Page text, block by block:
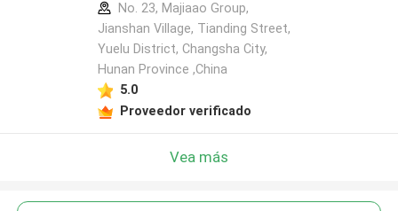
No. 23, Majiaao Group,
Jianshan Village, Tianding Street,
Yuelu District, Changsha City,
Hunan Province ,China
5.0
Proveedor verificado
Vea más